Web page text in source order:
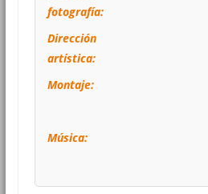
fotografía:
Dirección
artística:
Montaje:
Música: